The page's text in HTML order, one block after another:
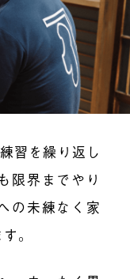
習を繰り返し
限界までやり
の未練なく家
。